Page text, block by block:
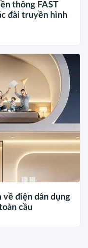
thông FAST
đài truyền hình
về điện dân dụng
cầu